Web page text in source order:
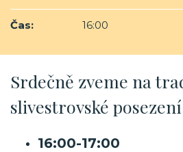
Čas: 16:00
Srdečně zveme na
slivestrovské
16:00-17:00